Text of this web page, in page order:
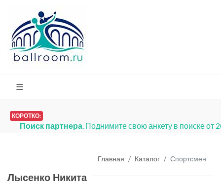
КОРОТКО:
Поиск партнера. Поднимите свою анкету в поиске от
Главная Каталог Спортсмен
Лысенко Никита